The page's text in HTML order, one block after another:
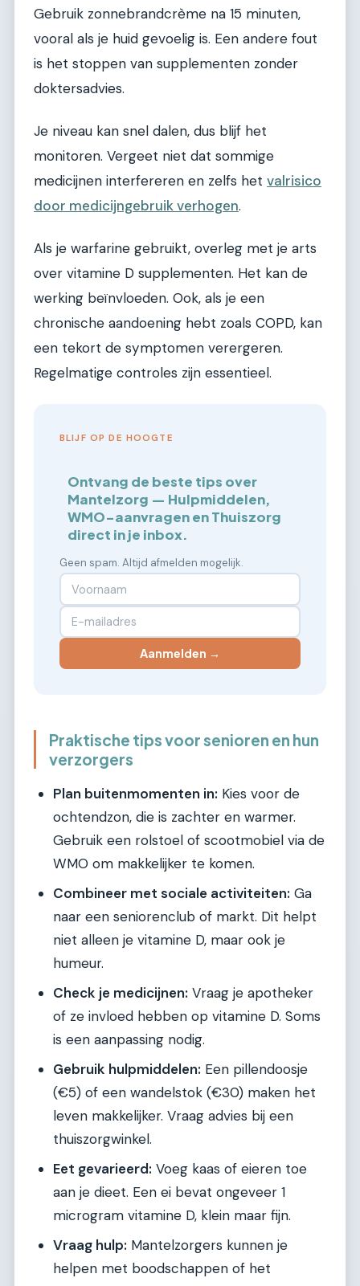
Gebruik zonnebrandcrème na 15 minuten,
vooral als je huid gevoelig is. Een andere fout
is het stoppen van supplementen zonder
doktersadvies.
Je niveau kan snel dalen, dus blijf het
monitoren. Vergeet niet dat sommige
medicijnen interfereren en zelfs het valrisico
door medicijngebruik verhogen.
Als je warfarine gebruikt, overleg met je arts
over vitamine D supplementen. Het kan de
werking beïnvloeden. Ook, als je een
chronische aandoening hebt zoals COPD, kan
een tekort de symptomen verergeren.
Regelmatige controles zijn essentieel.
BLIJF OP DE HOOGTE
Ontvang de beste tips over
Mantelzorg — Hulpmiddelen,
WMO-aanvragen en Thuiszorg
direct in je inbox.
Geen spam. Altijd afmelden mogelijk.
Aanmelden →
Praktische tips voor senioren en hun
verzorgers
Plan buitenmomenten in: Kies voor de
ochtendzon, die is zachter en warmer.
Gebruik een rolstoel of scootmobiel via de
WMO om makkelijker te komen.
Combineer met sociale activiteiten: Ga
naar een seniorenclub of markt. Dit helpt
niet alleen je vitamine D, maar ook je
humeur.
Check je medicijnen: Vraag je apotheker
of ze invloed hebben op vitamine D. Soms
is een aanpassing nodig.
Gebruik hulpmiddelen: Een pillendoosje
(€5) of een wandelstok (€30) maken het
leven makkelijker. Vraag advies bij een
thuiszorgwinkel.
Eet gevarieerd: Voeg kaas of eieren toe
aan je dieet. Een ei bevat ongeveer 1
microgram vitamine D, klein maar fijn.
Vraag hulp: Mantelzorgers kunnen je
helpen met boodschappen of het